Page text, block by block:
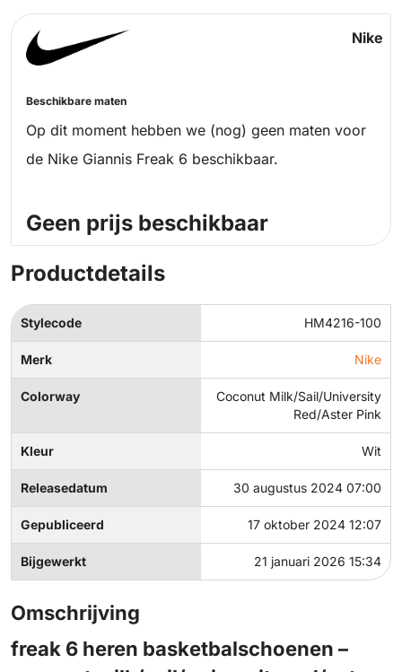
Nike
Beschikbare maten
Op dit moment hebben we (nog) geen maten voor
de Nike Giannis Freak 6 beschikbaar.
Geen prijs beschikbaar
Productdetails
Stylecode HM4216-100
Merk Nike
Colorway
Coconut Milk/Sail/University
Red/Aster Pink
Kleur Wit
Releasedatum 30 augustus 2024 07:00
Gepubliceerd 17 oktober 2024 12:07
Bijgewerkt 21 januari 2026 15:34
Omschrijving
freak 6 heren basketbalschoenen –